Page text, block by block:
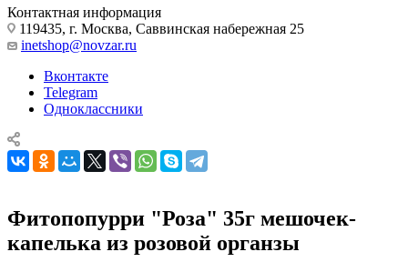
Контактная информация
119435, г. Москва, Саввинская набережная 25
inetshop@novzar.ru
Вконтакте
Telegram
Одноклассники
Фитопопурри "Роза" 35г мешочек-
капелька из розовой органзы